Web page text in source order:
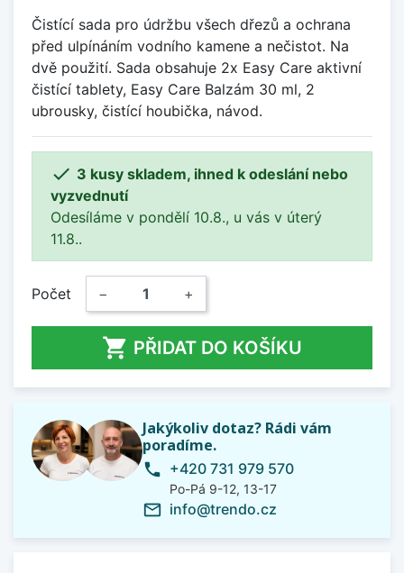
Čistící sada pro údržbu všech dřezů a ochrana
před ulpínáním vodního kamene a nečistot. Na
dvě použití. Sada obsahuje 2x Easy Care aktivní
čistící tablety, Easy Care Balzám 30 ml, 2
ubrousky, čistící houbička, návod.
 3 kusy skladem, ihned k odeslání nebo
vyzvednutí
Odesíláme v pondělí 10.8., u vás v úterý
11.8..
Počet − +
 PŘIDAT DO KOŠÍKU
Jakýkoliv dotaz? Rádi vám
poradíme.
phone +420 731 979 570
Po-Pá 9-12, 13-17
mail_outline info@trendo.cz